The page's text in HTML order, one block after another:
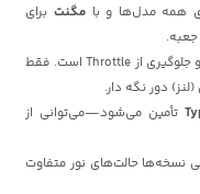
همه مدل‌ها و بامگنت برای
و جلوگیری از Throttle است. فقط
دور نگه دار.
تأمین می‌شود—می‌توانی از
نسخه‌ها حالت‌های نور متفاوت